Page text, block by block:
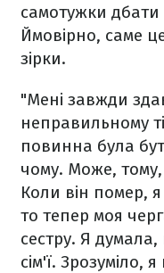
самотужки дбати
Ймовірно, саме
зірки.
"Мені завжди
неправильному
повинна була
чому. Може, тому,
Коли він помер,
то тепер моя
сестру. Я
сім'ї. Зрозуміло,